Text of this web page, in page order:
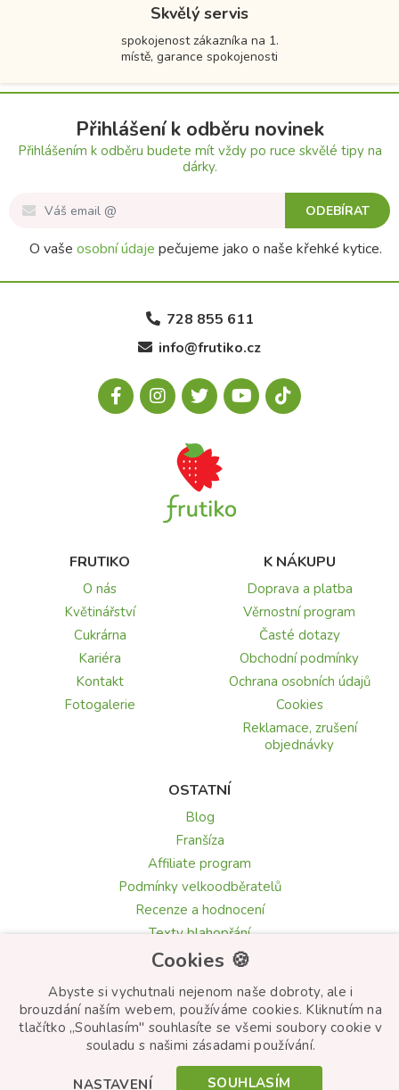
Skvělý servis
spokojenost zákazníka na 1.
místě, garance spokojenosti
Přihlášení k odběru novinek
Přihlášením k odběru budete mít vždy po ruce skvělé tipy na
dárky.
ODEBÍRAT
O vaše osobní údaje pečujeme jako o naše křehké kytice.
728 855 611
info@frutiko.cz
FRUTIKO
O nás
Květinářství
Cukrárna
Kariéra
Kontakt
Fotogalerie
K NÁKUPU
Doprava a platba
Věrnostní program
Časté dotazy
Obchodní podmínky
Ochrana osobních údajů
Cookies
Reklamace, zrušení
objednávky
OSTATNÍ
Blog
Franšíza
Affiliate program
Podmínky velkoodběratelů
Recenze a hodnocení
Texty blahopřání
Květomluva: symbolika květin
© Frutiko.cz 2026
STARTUJEME WEBY
Cookies 🍪
Abyste si vychutnali nejenom naše dobroty, ale i
brouzdání naším webem, používáme cookies. Kliknutím na
tlačítko „Souhlasím" souhlasíte se všemi soubory cookie v
souladu s našimi zásadami používání.
SOUHLASÍM
NASTAVENÍ